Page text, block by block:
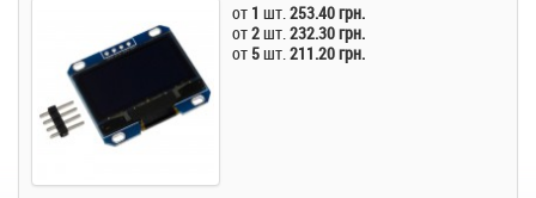
от 1 шт.253.40 грн.
от2шт.232.30 грн.
от 5шт.211.20 грн.